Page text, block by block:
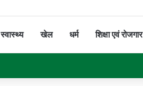
स्वास्थ्य खेल धर्म शिक्षा एवं रोजगार